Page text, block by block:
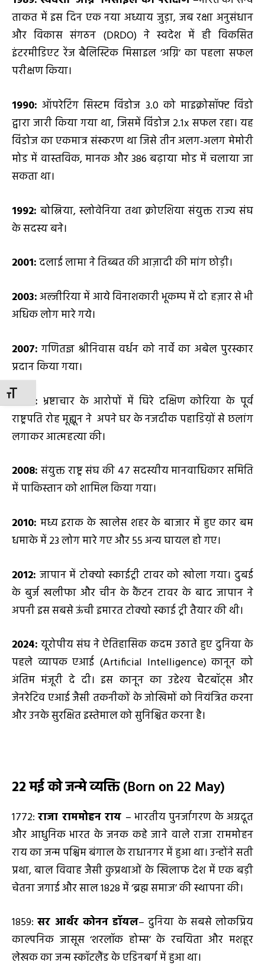
TOGGLE FONT SIZE
ताकत में इस दिन एक नया अध्याय जुड़ा, जब रक्षा अनुसंधान
और विकास संगठन (DRDO) ने स्वदेश में ही विकसित
इंटरमीडिएट रेंज बैलिस्टिक मिसाइल ‘अग्नि’ का पहला सफल
परीक्षण किया।
1990: ऑपरेटिंग सिस्टम विंडोज 3.0 को माइक्रोसॉफ्ट विंडो
द्वारा जारी किया गया था, जिसमें विंडोज 2.1x सफल रहा। यह
विंडोज का एकमात्र संस्करण था जिसे तीन अलग-अलग मेमोरी
मोड में वास्तविक, मानक और 386 बढ़ाया मोड में चलाया जा
सकता था।
1992: बोस्निया, स्लोवेनिया तथा क्रोएशिया संयुक्त राज्य संघ
के सदस्य बने।
2001:दलाई लामा ने तिब्बत की आज़ादी की मांग छोड़ी।
2003:अल्जीरिया में आये विनाशकारी भूकम्प में दो हज़ार से भी
अधिक लोग मारे गये।
2007: गणितज्ञ श्रीनिवास वर्धन को नार्वे का अबेल पुरस्कार
प्रदान किया गया।
2009: भ्रष्टाचार के आरोपों में घिरे दक्षिण कोरिया के पूर्व
राष्ट्रपति रोह मूह्यून ने अपने घर के नजदीक पहाडिय़ों से छलांग
लगाकर आत्महत्या की।
2008: संयुक्त राष्ट्र संघ की 47 सदस्यीय मानवाधिकार समिति
में पाकिस्तान को शामिल किया गया।
2010: मध्य इराक के खालेस शहर के बाजार में हुए कार बम
धमाके में 23 लोग मारे गए और 55 अन्य घायल हो गए।
2012: जापान में टोक्यो स्काईट्री टावर को खोला गया। दुबई
के बुर्ज खलीफा और चीन के कैंटन टावर के बाद जापान ने
अपनी इस सबसे ऊंची इमारत टोक्यो स्काई ट्री तैयार की थी।
2024: यूरोपीय संघ ने ऐतिहासिक कदम उठाते हुए दुनिया के
पहले व्यापक एआई (Artificial Intelligence) कानून को
अंतिम मंजूरी दे दी। इस कानून का उद्देश्य चैटबॉट्स और
जेनरेटिव एआई जैसी तकनीकों के जोखिमों को नियंत्रित करना
और उनके सुरक्षित इस्तेमाल को सुनिश्चित करना है।
22 मई को जन्मे व्यक्ति(Born on 22 May)
1772:राजा राममोहन राय – भारतीय पुनर्जागरण के अग्रदूत
और आधुनिक भारत के जनक कहे जाने वाले राजा राममोहन
राय का जन्म पश्चिम बंगाल के राधानगर में हुआ था। उन्होंने सती
प्रथा, बाल विवाह जैसी कुप्रथाओं के खिलाफ देश में एक बड़ी
चेतना जगाई और साल 1828 में ‘ब्रह्म समाज’ की स्थापना की।
1859:सर आर्थर कोनन डॉयल– दुनिया के सबसे लोकप्रिय
काल्पनिक जासूस ‘शरलॉक होम्स’ के रचयिता और मशहूर
लेखक का जन्म स्कॉटलैंड के एडिनबर्ग में हुआ था।